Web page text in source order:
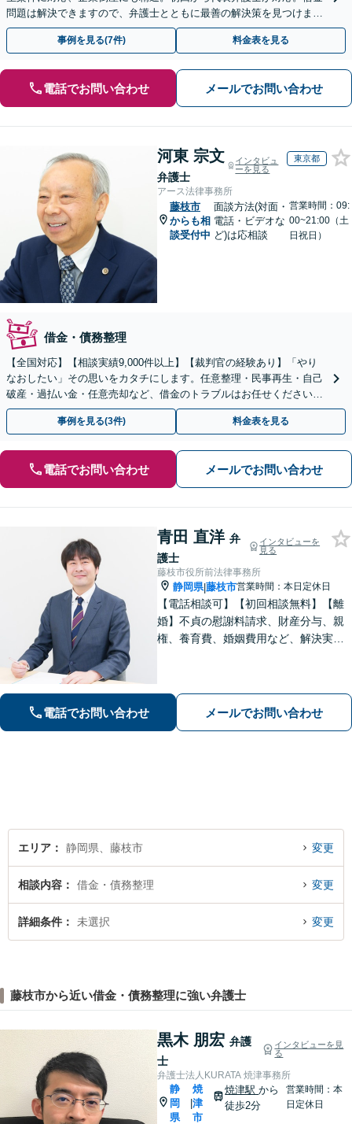
問題は解決できますので、弁護士とともに最善の解決策を見つけまし
ょう【初回相談無料】【法テラス利用可】
事例を見る(7件) 料金表を見る
電話でお問い合わせ メールでお問い合わせ
河東 宗文
弁護士
インタビュ
ーを見る
東京都
アース法律事務所
藤枝市
からも相
談受付中
面談方法(対面・
電話・ビデオな
ど)は応相談
営業時間：09:
00~21:00（土
日祝日）
借金・債務整理
【全国対応】【相談実績9,000件以上】【裁判官の経験あり】「やり
なおしたい」その思いをカタチにします。任意整理・民事再生・自己
破産・過払い金・任意売却など、借金のトラブルはお任せください。
【初回相談無料】【全国対応可能】
事例を見る(3件) 料金表を見る
電話でお問い合わせ メールでお問い合わせ
青田 直洋 弁
護士
インタビューを
見る
藤枝市役所前法律事務所
静岡県|藤枝市営業時間：本日定休日
【電話相談可】【初回相談無料】【離
婚】不貞の慰謝料請求、財産分与、親
権、養育費、婚姻費用など、解決実績
ります【法テラス利用可】【藤枝市役
所裏】
電話でお問い合わせ メールでお問い合わせ
エリア 静岡県、藤枝市 変更
相談内容 借金・債務整理 変更
詳細条件 未選択 変更
藤枝市から近い借金・債務整理に強い弁護士
黒木 朋宏 弁護
士
インタビューを見
る
弁護士法人KURATA 焼津事務所
静
岡
県
焼
津
市
焼津駅から
徒歩2分
営業時間：本
日定休日